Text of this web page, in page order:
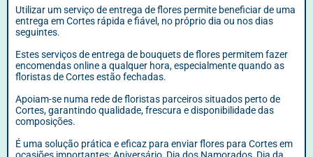
Utilizar um serviço de entrega de flores permite beneficiar de uma
entrega em Cortes rápida e fiável, no próprio dia ou nos dias
seguintes.
Estes serviços de entrega de bouquets de flores permitem fazer
encomendas online a qualquer hora, especialmente quando as
floristas de Cortes estão fechadas.
Apoiam-se numa rede de floristas parceiros situados perto de
Cortes, garantindo qualidade, frescura e disponibilidade das
composições.
É uma solução prática e eficaz para enviar flores para Cortes em